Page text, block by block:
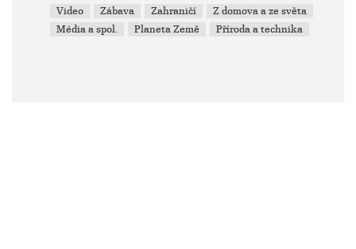
Video
Zábava Zahraničí
Z domova a ze světa
Média a spol.
Planeta Země Příroda a technika